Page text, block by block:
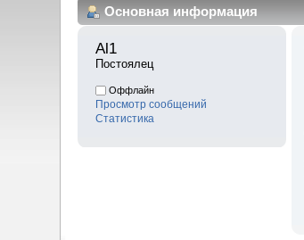
Основная информация
Al1
Постоялец
Оффлайн
Просмотр сообщений
Статистика